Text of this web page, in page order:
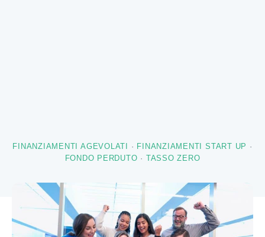
FINANZIAMENTI AGEVOLATI · FINANZIAMENTI START UP ·
FONDO PERDUTO · TASSO ZERO